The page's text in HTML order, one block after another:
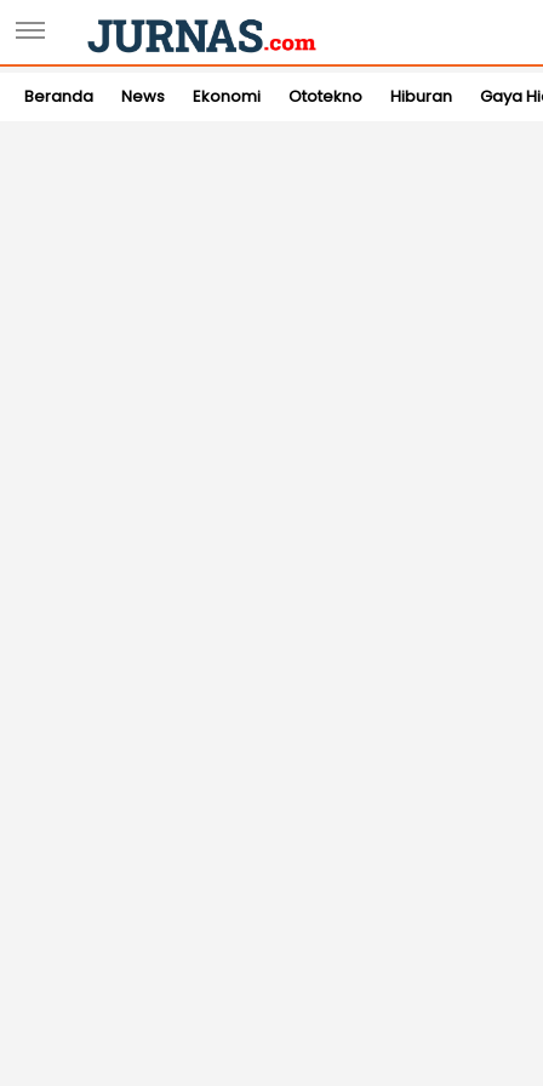
Beranda News Ekonomi Ototekno Hiburan Gaya